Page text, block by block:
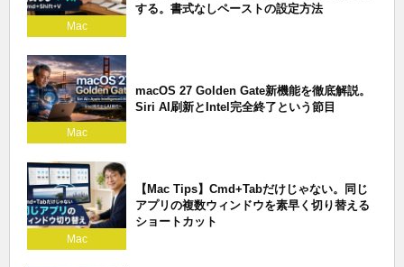
Mac
する。書式なしペーストの設定方法
Mac
macOS 27 Golden Gate新機能を徹底解説。
Siri AI刷新とIntel完全終了という節目
Mac
【Mac Tips】Cmd+Tabだけじゃない。同じ
アプリの複数ウィンドウを素早く切り替える
ショートカット